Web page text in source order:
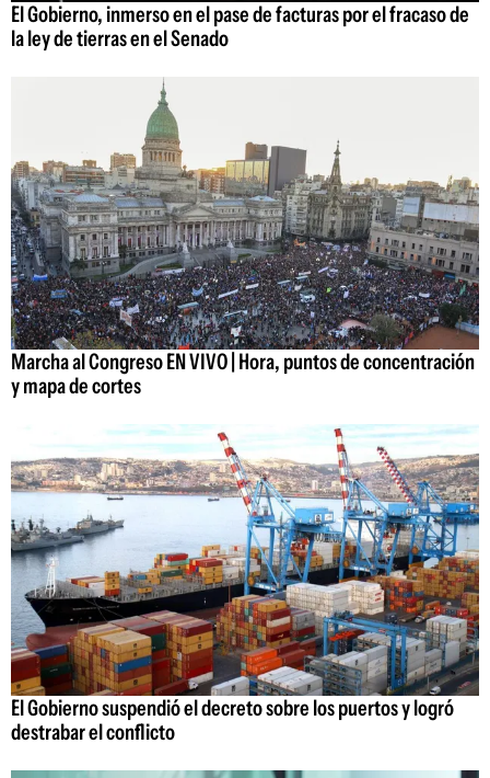
El Gobierno, inmerso en el pase de facturas por el fracaso de
la ley de tierras en el Senado
Marcha al Congreso EN VIVO | Hora, puntos de concentración
y mapa de cortes
El Gobierno suspendió el decreto sobre los puertos y logró
destrabar el conflicto